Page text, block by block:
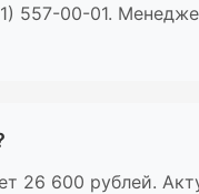
557-00-01.
26 600 рублей.